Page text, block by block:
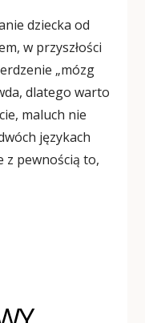
dziecka od
w przyszłości
„mózg
dlatego warto
maluch nie
językach
z pewnością to,